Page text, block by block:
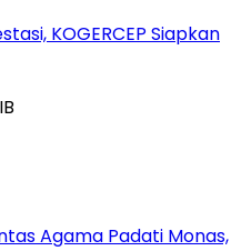
KOGERCEP Siapkan
Agama Padati Monas,